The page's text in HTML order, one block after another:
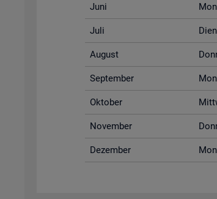
Juni
Juli
Au­gust
Sep­tem­ber
Ok­to­ber
No­vem­ber
De­zem­ber